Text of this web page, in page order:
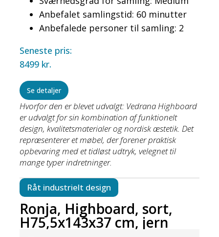
Hvorfor den er blevet udvalgt: Vedrana Highboard
er udvalgt for sin kombination af funktionelt
design, kvalitetsmaterialer og nordisk æstetik. Det
repræsenterer et møbel, der forener praktisk
opbevaring med et tidløst udtryk, velegnet til
mange typer indretninger.
Anbefalet samlingstid: 60 minutter
Anbefalede personer til samling: 2
Seneste pris:
8499 kr.
Se detaljer
Råt industrielt design
Ronja, Highboard, sort,
H75,5x143x37 cm, jern